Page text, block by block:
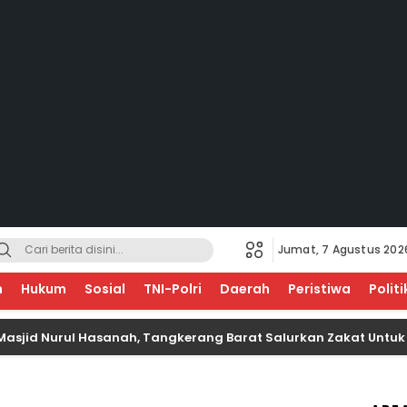
Jumat, 7 Agustus
Hukum Sosial TNI-Polri Daerah Peristiwa
Hasanah, Tangkerang Barat Salurkan Zakat Untuk Anak